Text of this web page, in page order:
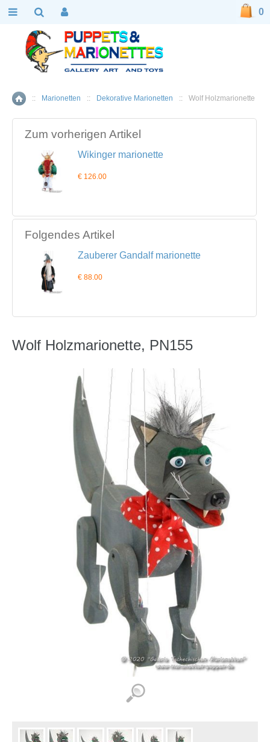
Home
:: Marionetten :: Dekorative Marionetten :: Wolf Holzmarionette
Zum vorherigen Artikel
Wikinger marionette
€ 126.00
Folgendes Artikel
Zauberer Gandalf marionette
€ 88.00
Wolf Holzmarionette, PN155
0